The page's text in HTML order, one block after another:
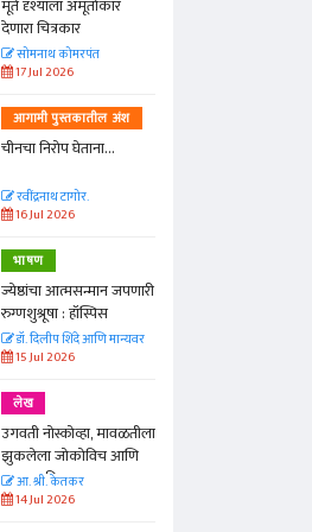
मूर्त दृश्याला अमूर्ताकार
देणारा चित्रकार
सोमनाथ कोमरपंत
17 Jul 2026
आगामी पुस्तकातील अंश
चीनचा निरोप घेताना...
रवींद्रनाथ टागोर.
16 Jul 2026
भाषण
ज्येष्ठांचा आत्मसन्मान जपणारी
रुग्णशुश्रूषा : हॉस्पिस
डॉ. दिलीप शिंदे आणि मान्यवर
15 Jul 2026
लेख
उगवती नोस्कोव्हा, मावळतीला
झुकलेला जोकोविच आणि
दरम्यान विम्बल्डन
आ. श्री. केतकर
14 Jul 2026